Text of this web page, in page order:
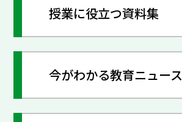
授業に役立つ資料集
今がわかる教育ニュース